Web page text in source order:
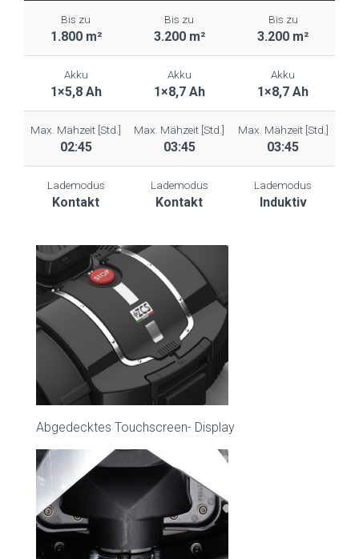
Bis zu
1.800 m²
Bis zu
3.200 m²
Bis zu
3.200 m²
Akku
1×5,8 Ah
Akku
1×8,7 Ah
Akku
1×8,7 Ah
Max. Mähzeit [Std.]
02:45
Max. Mähzeit [Std.]
03:45
Max. Mähzeit [Std.]
03:45
Lademodus
Kontakt
Lademodus
Kontakt
Lademodus
Induktiv
Abgedecktes Touchscreen- Display